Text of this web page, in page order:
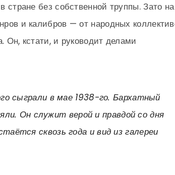
без собственной труппы. Зато
и калибров — от народных
кстати, и руководит делами
сыграли в мае 1938-го. Бархатный
Он служит верой и правдой со дня
сквозь года и вид из галереи